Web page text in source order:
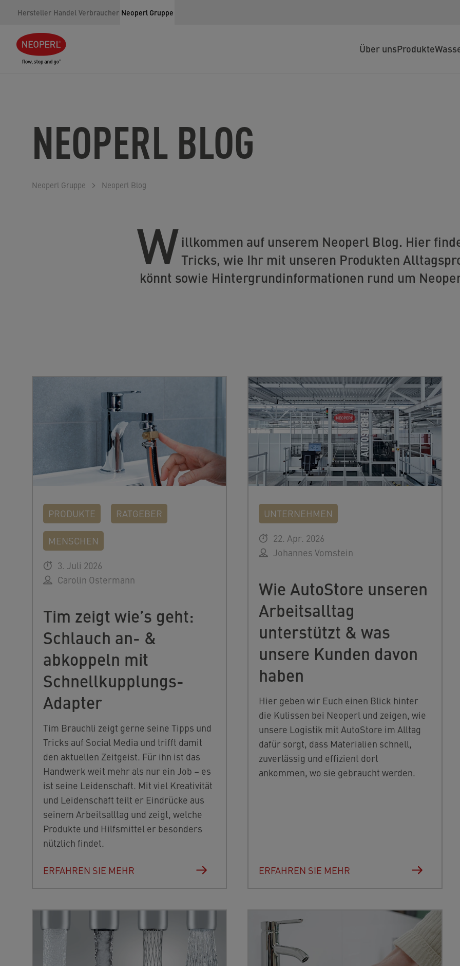
Hersteller Handel Verbraucher Neoperl Gruppe
Über unsProdukte
NEOPERL BLOG
Neoperl Gruppe Neoperl Blog
W illkommen auf unserem Neoperl Blog. Hier
Tricks, wie Ihr mit unseren Produkten
könnt sowie Hintergrundinformationen rund um
PRODUKTE RATGEBER
MENSCHEN
3. Juli 2026
Carolin Ostermann
Tim zeigt wie’s geht:
Schlauch an- &
abkoppeln mit
Schnellkupplungs-
Adapter
Tim Brauchli zeigt gerne seine Tipps und
Tricks auf Social Media und trifft damit
den aktuellen Zeitgeist. Für ihn ist das
Handwerk weit mehr als nur ein Job – es
ist seine Leidenschaft. Mit viel Kreativität
und Leidenschaft teilt er Eindrücke aus
seinem Arbeitsalltag und zeigt, welche
Produkte und Hilfsmittel er besonders
nützlich findet.
ERFAHREN SIE MEHR
UNTERNEHMEN
22. Apr. 2026
Johannes Vomstein
Wie AutoStore unseren
Arbeitsalltag
unterstützt & was
unsere Kunden davon
haben
Hier geben wir Euch einen Blick hinter
die Kulissen bei Neoperl und zeigen, wie
unsere Logistik mit AutoStore im Alltag
dafür sorgt, dass Materialien schnell,
zuverlässig und effizient dort
ankommen, wo sie gebraucht werden.
ERFAHREN SIE MEHR